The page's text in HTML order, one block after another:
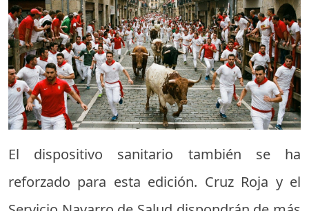
El dispositivo sanitario también se ha
reforzado para esta edición. Cruz Roja y el